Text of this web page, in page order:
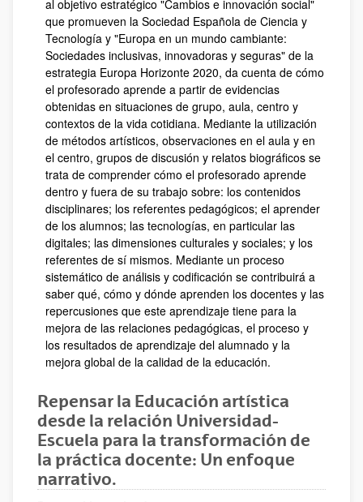
al objetivo estratégico "Cambios e innovación social"
que promueven la Sociedad Española de Ciencia y
Tecnología y "Europa en un mundo cambiante:
Sociedades inclusivas, innovadoras y seguras" de la
estrategia Europa Horizonte 2020, da cuenta de cómo
el profesorado aprende a partir de evidencias
obtenidas en situaciones de grupo, aula, centro y
contextos de la vida cotidiana. Mediante la utilización
de métodos artísticos, observaciones en el aula y en
el centro, grupos de discusión y relatos biográficos se
trata de comprender cómo el profesorado aprende
dentro y fuera de su trabajo sobre: los contenidos
disciplinares; los referentes pedagógicos; el aprender
de los alumnos; las tecnologías, en particular las
digitales; las dimensiones culturales y sociales; y los
referentes de sí mismos. Mediante un proceso
sistemático de análisis y codificación se contribuirá a
saber qué, cómo y dónde aprenden los docentes y las
repercusiones que este aprendizaje tiene para la
mejora de las relaciones pedagógicas, el proceso y
los resultados de aprendizaje del alumnado y la
mejora global de la calidad de la educación.
Repensar la Educación artística
desde la relación Universidad-
Escuela para la transformación de
la práctica docente: Un enfoque
narrativo.